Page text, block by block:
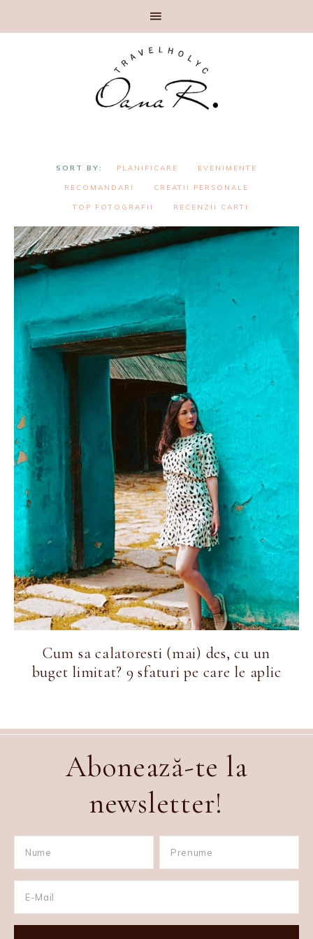
PLANIFICARE EVENIMENTE
RECOMANDARI CREATII PERSONALE
TOP FOTOGRAFII RECENZII CARTI
Cum sa calatoresti (mai) des, cu un
buget limitat? 9 sfaturi pe care le aplic
Abonează-te la
newsletter!